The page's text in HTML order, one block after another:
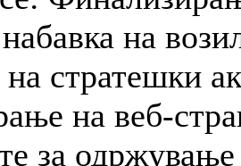
на
на стратешки
на веб-
за